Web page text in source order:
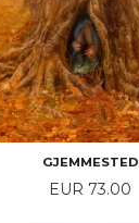
GJEMMESTED
Price
EUR 73.00